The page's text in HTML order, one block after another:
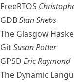
FreeRTOS
GDBStan Shebs
The Glasgow
GitSusan Potter
GPSD Eric Raymond
The Dynamic